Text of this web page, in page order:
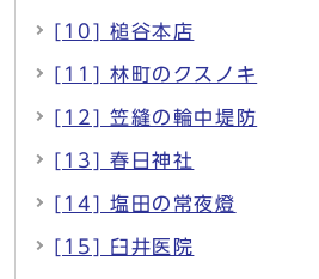
[10] 槌谷本店
[11] 林町のクスノキ
[12] 笠縫の輪中堤防
[13] 春日神社
[14] 塩田の常夜燈
[15] 臼井医院